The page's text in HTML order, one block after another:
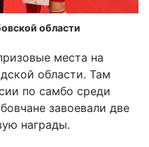
области
места на
области. Там
по самбо среди
завоевали две
награды.